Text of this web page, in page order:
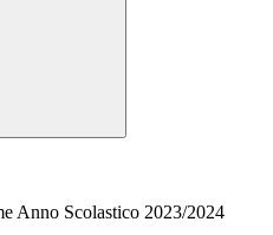
Anno Scolastico 2023/2024